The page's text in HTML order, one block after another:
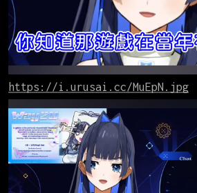
https://i.urusai.cc/MuEpN.jpg